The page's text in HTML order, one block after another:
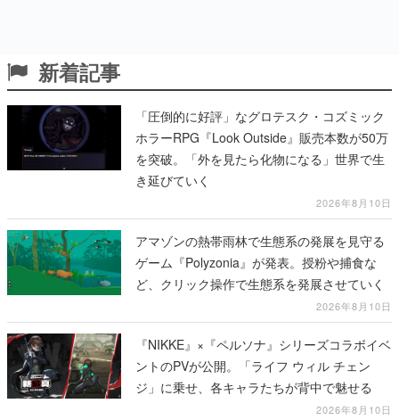
新着記事
「圧倒的に好評」なグロテスク・コズミック
ホラーRPG『Look Outside』販売本数が50万
を突破。「外を見たら化物になる」世界で生
き延びていく
2026年8月10日
アマゾンの熱帯雨林で生態系の発展を見守る
ゲーム『Polyzonia』が発表。授粉や捕食な
ど、クリック操作で生態系を発展させていく
2026年8月10日
『NIKKE』×『ペルソナ』シリーズコラボイベ
ントのPVが公開。「ライフ ウィル チェン
ジ」に乗せ、各キャラたちが背中で魅せる
2026年8月10日